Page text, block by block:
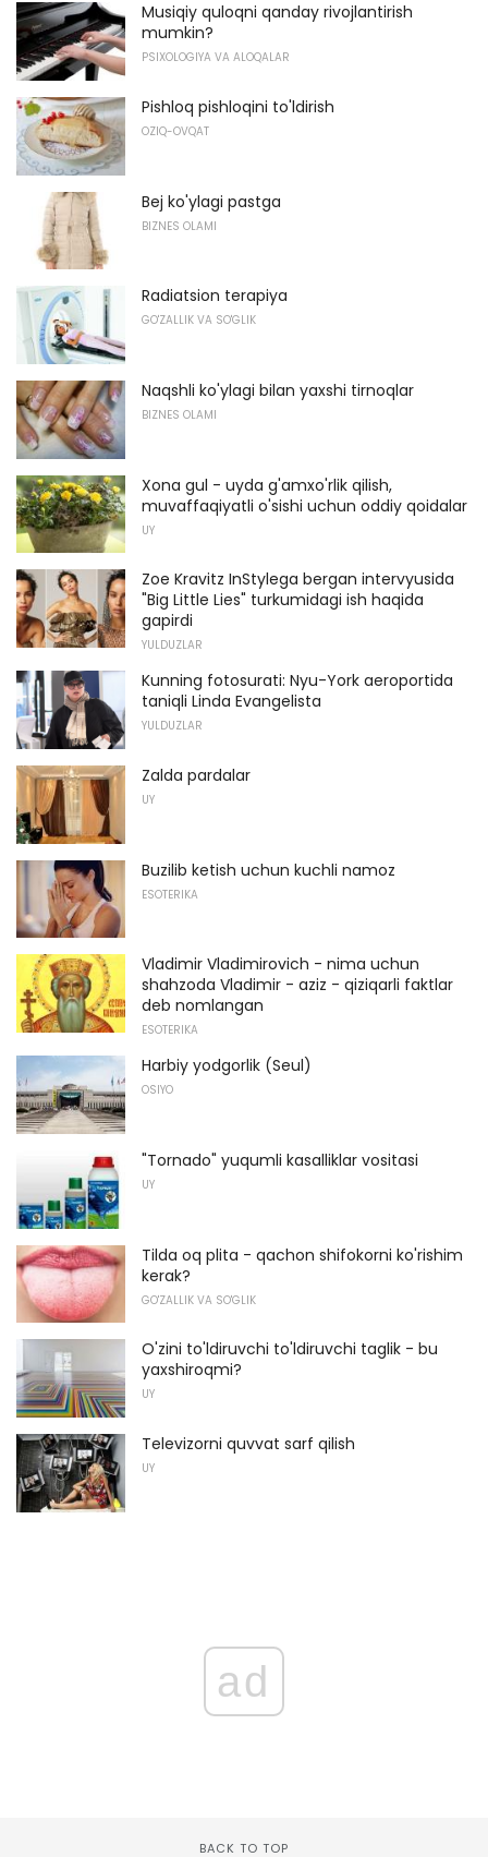
Musiqiy quloqni qanday rivojlantirish
mumkin?
PSIXOLOGIYA VA ALOQALAR
Pishloq pishloqini to'ldirish
OZIQ-OVQAT
Bej ko'ylagi pastga
BIZNES OLAMI
Radiatsion terapiya
GO'ZALLIK VA SO'GLIK
Naqshli ko'ylagi bilan yaxshi tirnoqlar
BIZNES OLAMI
Xona gul - uyda g'amxo'rlik qilish,
muvaffaqiyatli o'sishi uchun oddiy qoidalar
UY
Zoe Kravitz InStylega bergan intervyusida
"Big Little Lies" turkumidagi ish haqida
gapirdi
YULDUZLAR
Kunning fotosurati: Nyu-York aeroportida
taniqli Linda Evangelista
YULDUZLAR
Zalda pardalar
UY
Buzilib ketish uchun kuchli namoz
ESOTERIKA
Vladimir Vladimirovich - nima uchun
shahzoda Vladimir - aziz - qiziqarli faktlar
deb nomlangan
ESOTERIKA
Harbiy yodgorlik (Seul)
OSIYO
"Tornado" yuqumli kasalliklar vositasi
UY
Tilda oq plita - qachon shifokorni ko'rishim
kerak?
GO'ZALLIK VA SO'GLIK
O'zini to'ldiruvchi to'ldiruvchi taglik - bu
yaxshiroqmi?
UY
Televizorni quvvat sarf qilish
UY
ad
BACK TO TOP